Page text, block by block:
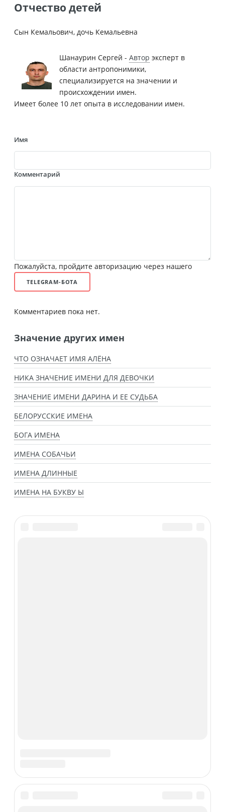
Отчество детей
Сын Кемальович, дочь Кемальевна
Шанаурин Сергей - Автор эксперт в
области антропонимики,
специализируется на значении и
происхождении имен.
Имеет более 10 лет опыта в исследовании имен.
Имя
Комментарий
Пожалуйста, пройдите авторизацию через нашего
TELEGRAM-БОТА
Комментариев пока нет.
Значение других имен
ЧТО ОЗНАЧАЕТ ИМЯ АЛЁНА
НИКА ЗНАЧЕНИЕ ИМЕНИ ДЛЯ ДЕВОЧКИ
ЗНАЧЕНИЕ ИМЕНИ ДАРИНА И ЕЕ СУДЬБА
БЕЛОРУССКИЕ ИМЕНА
БОГА ИМЕНА
ИМЕНА СОБАЧЬИ
ИМЕНА ДЛИННЫЕ
ИМЕНА НА БУКВУ Ы